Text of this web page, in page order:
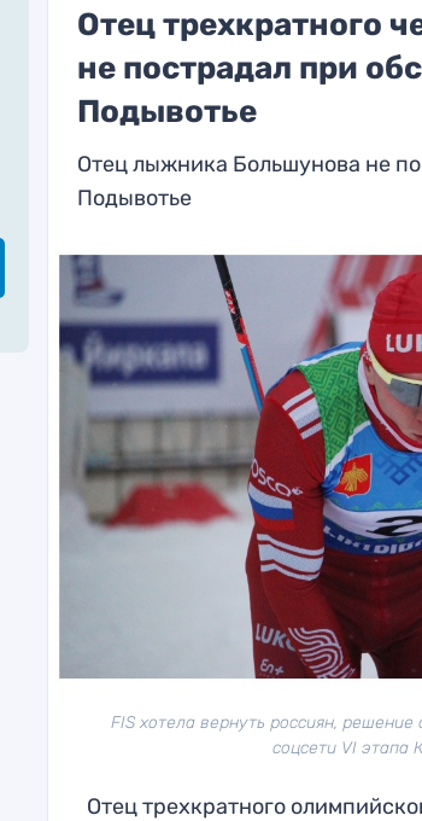
Отец трехкратного
не пострадал при
Подывотье
Отец лыжника Большунова не
Подывотье
FIS хотела вернуть россиян,
соцсети VI этапа
Отец трехкратного